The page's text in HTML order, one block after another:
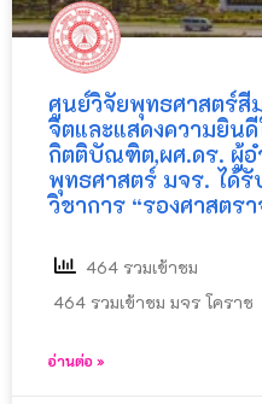
ศูนย์วิจัยพุทธศาสตร์
จิตและแสดงความยิน
กิตติบัณฑิต,ผศ.ดร. ผู้
พุทธศาสตร์ มจร. ได้รั
วิชาการ “รองศาสตร
464 รวมเข้าชม
464 รวมเข้าชม มจร โคราช
อ่านต่อ »